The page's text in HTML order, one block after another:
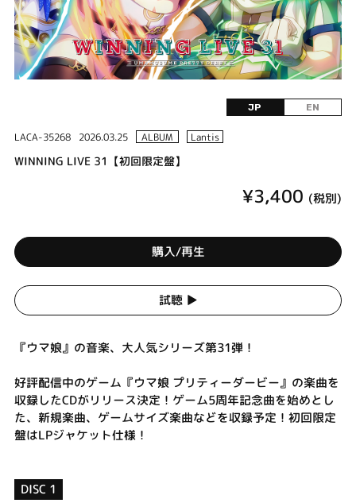
JP EN
LACA-35268 2026.03.25 ALBUM Lantis
WINNING LIVE 31【初回限定盤】
¥3,400 (税別)
購入/再生
試聴 ▶︎
『ウマ娘』の音楽、大人気シリーズ第31弾！
好評配信中のゲーム『ウマ娘 プリティーダービー』の楽曲を
収録したCDがリリース決定！ゲーム5周年記念曲を始めとし
た、新規楽曲、ゲームサイズ楽曲などを収録予定！初回限定
盤はLPジャケット仕様！
DISC 1